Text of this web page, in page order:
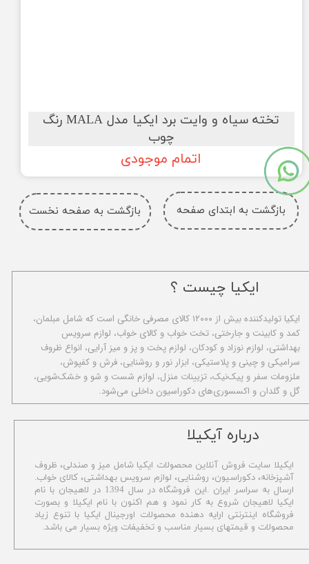
تخته سیاه و وایت برد ایکیا مدل MALA رنگ
چوب
اتمام موجودی
بازگشت به صفحه نخست بازگشت به ابتدای صفحه
​درباره آیکیلا
ایکیلا سایت فروش آنلاین محصولات ایکیا شامل میز و صندلی، ظروف
آشپزخانه، دکوراسیون، روشنایی، لوازم سرویس بهداشتی، کالای خواب.
ارسال به سراسر ایران .این فروشگاه در سال 1394 در لاهیجان با نام
ایکیا لاهیجان شروع به کار نمود و هم اکنون با نام ایکیلا و بصورت
فروشگاه اینترنتی ارایه دهنده محصولات اورجینال ایکیا با تنوع زیاد
محصولات و قیمتهای بسیار مناسب و تخفیفات ویژه بسیار می باشد.
ایکیا چیست ؟
ا​یکیا تولیدکننده بیش از ۱۲۰۰۰ کالای مصرفی خانگی است که شامل مبلمان،
کمد و کابینت و جارختی، تخت خواب و کالای خواب، لوازم سرویس
بهداشتی، لوازم نوزاد و کودکان، لوازم پخت و پز و میز آرایی، انواع ظروف
سرامیکی و چینی و پلاستیکی، ابزار نور و روشنایی، فرش و کفپوش،
ملزومات سفر و پیک‌نیک، تزیینات منزل، لوازم شست و شو و خشک‌شویی،
گل و گلدان و اکسسوری‌های دکوراسیون داخلی می‌شود.